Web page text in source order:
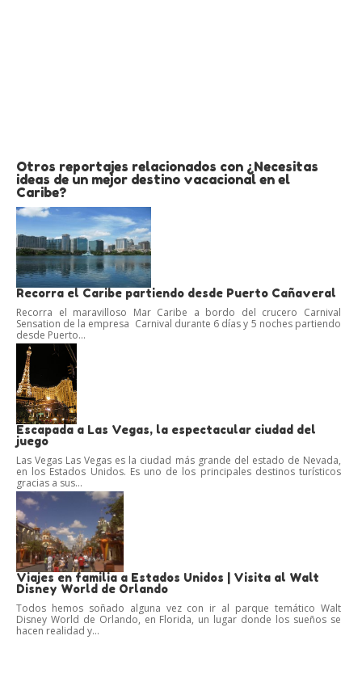
Otros reportajes relacionados con ¿Necesitas
ideas de un mejor destino vacacional en el
Caribe?
Recorra el Caribe partiendo desde Puerto Cañaveral
Recorra el maravilloso Mar Caribe a bordo del crucero Carnival
Sensation de la empresa Carnival durante 6 días y 5 noches partiendo
desde Puerto...
Escapada a Las Vegas, la espectacular ciudad del
juego
Las Vegas Las Vegas es la ciudad más grande del estado de Nevada,
en los Estados Unidos. Es uno de los principales destinos turísticos
gracias a sus...
Viajes en familia a Estados Unidos | Visita al Walt
Disney World de Orlando
Todos hemos soñado alguna vez con ir al parque temático Walt
Disney World de Orlando, en Florida, un lugar donde los sueños se
hacen realidad y...